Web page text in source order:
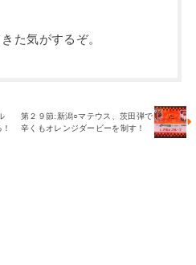
た気がするぞ。
第２９節:新潟○マテウス、茨田弾で
辛くもオレンジダービーを制す！